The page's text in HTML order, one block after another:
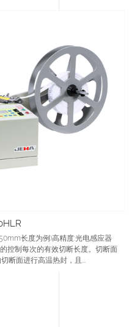
长度为例)高精度:光电感应器
控制每次的有效切断长度。切断面
断面进行高温热封，且...